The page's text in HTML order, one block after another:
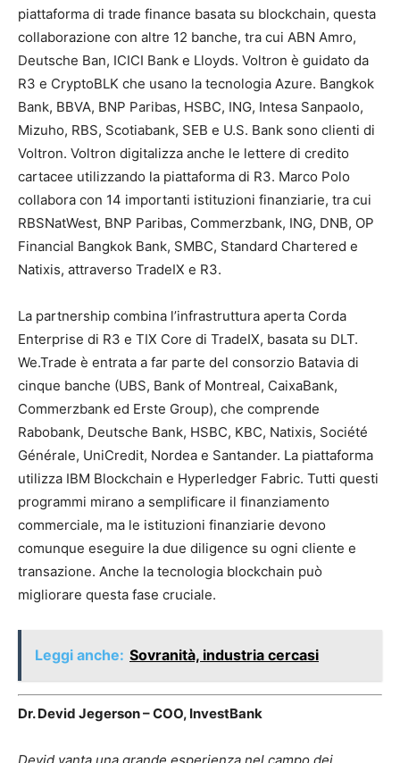
piattaforma di trade finance basata su blockchain, questa
collaborazione con altre 12 banche, tra cui ABN Amro,
Deutsche Ban, ICICI Bank e Lloyds. Voltron è guidato da
R3 e CryptoBLK che usano la tecnologia Azure. Bangkok
Bank, BBVA, BNP Paribas, HSBC, ING, Intesa Sanpaolo,
Mizuho, RBS, Scotiabank, SEB e U.S. Bank sono clienti di
Voltron. Voltron digitalizza anche le lettere di credito
cartacee utilizzando la piattaforma di R3. Marco Polo
collabora con 14 importanti istituzioni finanziarie, tra cui
RBSNatWest, BNP Paribas, Commerzbank, ING, DNB, OP
Financial Bangkok Bank, SMBC, Standard Chartered e
Natixis, attraverso TradeIX e R3.
La partnership combina l’infrastruttura aperta Corda
Enterprise di R3 e TIX Core di TradeIX, basata su DLT.
We.Trade è entrata a far parte del consorzio Batavia di
cinque banche (UBS, Bank of Montreal, CaixaBank,
Commerzbank ed Erste Group), che comprende
Rabobank, Deutsche Bank, HSBC, KBC, Natixis, Société
Générale, UniCredit, Nordea e Santander. La piattaforma
utilizza IBM Blockchain e Hyperledger Fabric. Tutti questi
programmi mirano a semplificare il finanziamento
commerciale, ma le istituzioni finanziarie devono
comunque eseguire la due diligence su ogni cliente e
transazione. Anche la tecnologia blockchain può
migliorare questa fase cruciale.
Leggi anche: Sovranità, industria cercasi
Dr. Devid Jegerson – COO, InvestBank